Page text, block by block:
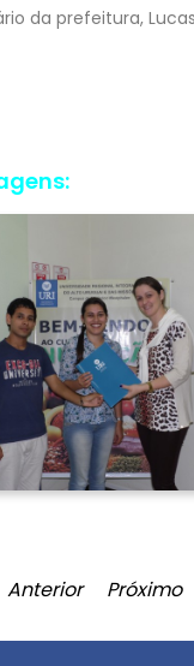
da prefeitura,
Anterior Próximo